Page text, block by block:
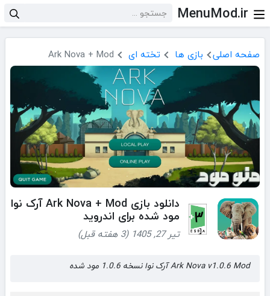
MenuMod.ir
صفحه اصلی بازی ها تخته ای Ark Nova + Mod
دانلود بازی Ark Nova + Mod آرک نوا
مود شده برای اندروید
تیر 27, 1405 (3 هفته قبل)
Ark Nova v1.0.6 Mod آرک نوا نسخه 1.0.6 مود شده